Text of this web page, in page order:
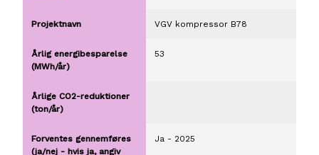
VGV kompressor B78
53
Ja - 2025